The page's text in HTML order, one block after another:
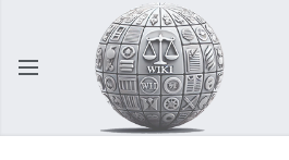
Відкрити головне меню